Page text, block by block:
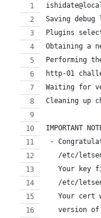
Saving
Plugins
Obtaining a
Performing
http-01
Waiting for
Cleaning up
IMPORTANT
-
/etc/
Your key
/etc/
Your cert
version